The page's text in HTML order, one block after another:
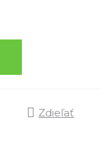
Zdieľať